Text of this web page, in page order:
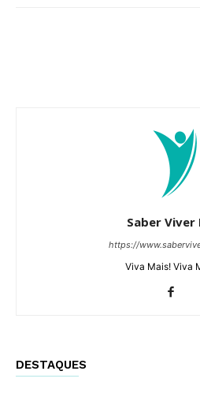
Saber Viver
https://
Viva Mais! Viva
DESTAQUES